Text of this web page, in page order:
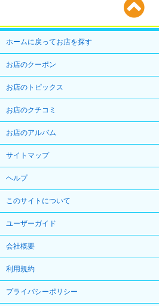
ホームに戻ってお店を探す
お店のクーポン
お店のトピックス
お店のクチコミ
お店のアルバム
サイトマップ
ヘルプ
このサイトについて
ユーザーガイド
会社概要
利用規約
プライバシーポリシー